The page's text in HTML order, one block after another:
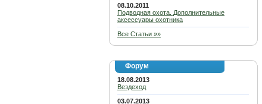
08.10.2011
Подводная охота. Дополнительные
аксессуары охотника
Все Статьи »»
Форум
18.08.2013
Вездеход
03.07.2013